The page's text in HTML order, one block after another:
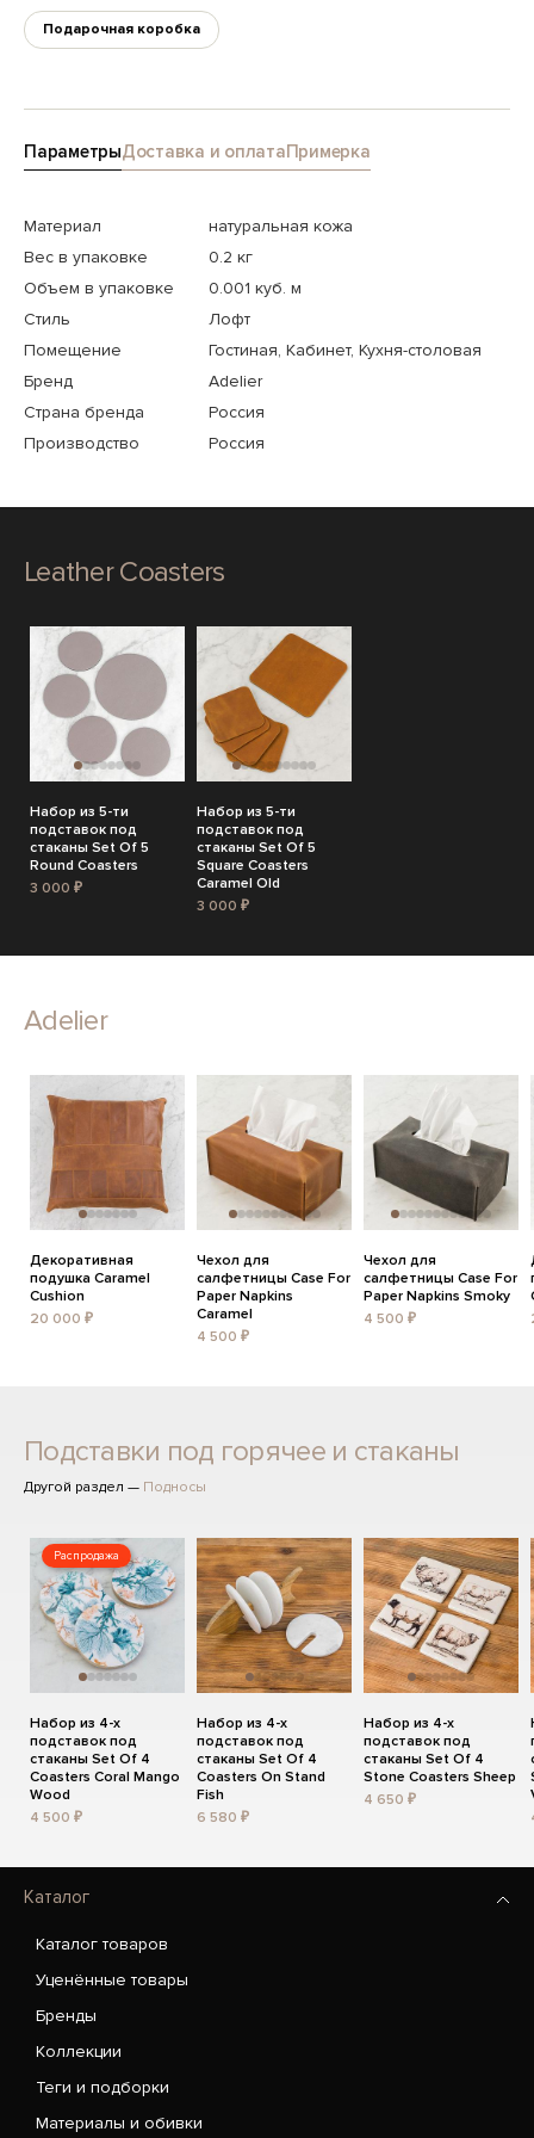
Подарочная коробка
ПараметрыДоставка и оплатаПримерка
Материал
натуральная кожа
Вес в упаковке
0.2 кг
Объем в упаковке
0.001 куб. м
Стиль
Лофт
Помещение
Гостиная, Кабинет, Кухня-столовая
Бренд
Adelier
Страна бренда
Россия
Производство
Россия
Leather Coasters
Набор из 5-ти
подставок под
стаканы Set Of 5
Round Coasters
3 000 ₽
Набор из 5-ти
подставок под
стаканы Set Of 5
Square Coasters
Caramel Old
3 000 ₽
Adelier
Декоративная
подушка Caramel
Cushion
20 000 ₽
Чехол для
салфетницы Case For
Paper Napkins
Caramel
4 500 ₽
Чехол для
салфетницы Case For
Paper Napkins Smoky
4 500 ₽
Подставки под горячее и стаканы
Другой раздел — Подносы
Распродажа
Набор из 4-х
подставок под
стаканы Set Of 4
Coasters Coral Mango
Wood
4 500 ₽
Набор из 4-х
подставок под
стаканы Set Of 4
Coasters On Stand
Fish
6 580 ₽
Набор из 4-х
подставок под
стаканы Set Of 4
Stone Coasters Sheep
4 650 ₽
Каталог
Каталог товаров
Уценённые товары
Бренды
Коллекции
Теги и подборки
Материалы и обивки